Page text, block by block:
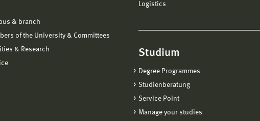
& branch
of the University & Committees
& Research
Logistics
Studium
Degree Programmes
Studienberatung
Service Point
Manage your studies